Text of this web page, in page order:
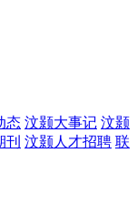
态 汶颢大事记 汶颢
刊 汶颢人才招聘 联